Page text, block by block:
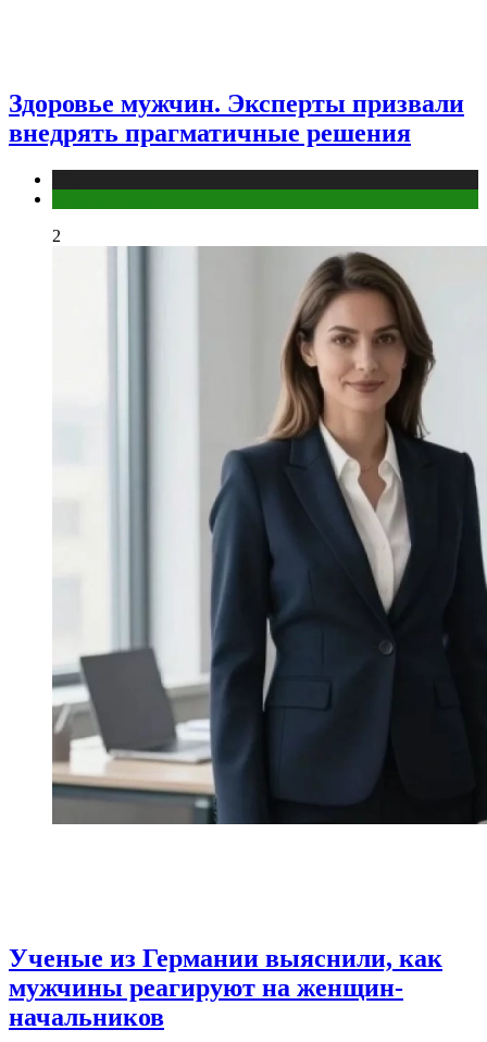
Здоровье мужчин. Эксперты призвали
внедрять прагматичные решения
2
Ученые из Германии выяснили, как
мужчины реагируют на женщин-
начальников